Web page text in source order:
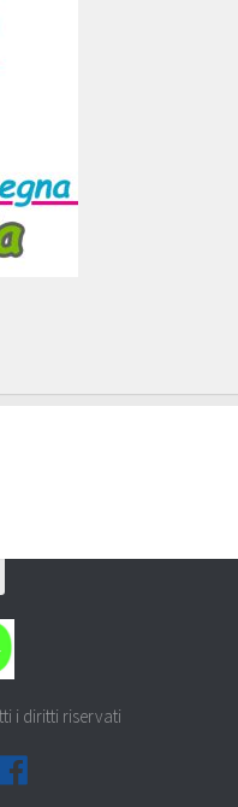
i diritti riservati